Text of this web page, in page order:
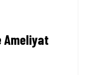
Ameliyat